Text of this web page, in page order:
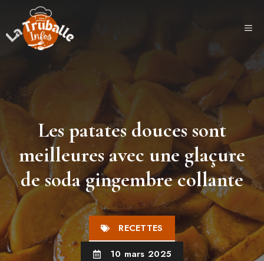
contenu
Les patates douces sont
meilleures avec une glaçure
de soda gingembre collante
RECETTES
10 mars 2025